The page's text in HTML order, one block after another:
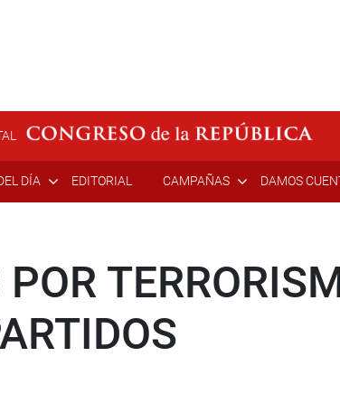
DÍA EDITORIAL CAMPAÑAS DAMOS